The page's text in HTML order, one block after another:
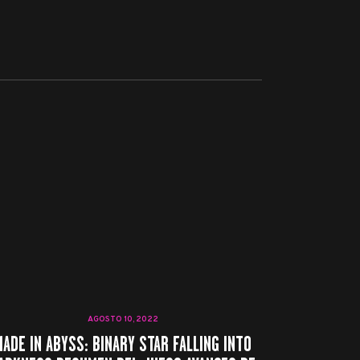
AGOSTO 10, 2022
IN ABYSS: BINARY STAR FALLING INTO